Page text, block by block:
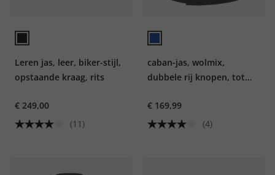
Leren jas, leer, biker-stijl,
opstaande kraag, rits
€ 249,00
(11)
caban-jas, wolmix,
dubbele rij knopen, tot
€ 169,99
(4)